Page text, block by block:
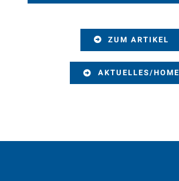
ZUM ARTIKEL
AKTUELLES/HOME